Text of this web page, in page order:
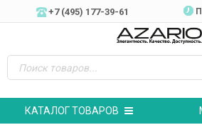
+7 (495) 177-39-61
КАТАЛОГ ТОВАРОВ